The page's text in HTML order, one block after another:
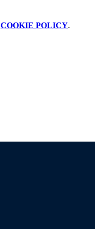
COOKIE POLICY.